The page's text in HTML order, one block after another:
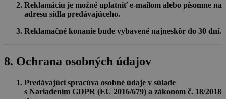
Reklamáciu je možné uplatniť e-mailom alebo písomne na
adresu sídla predávajúceho.
Reklamačné konanie bude vybavené najneskôr do 30 dní.
8. Ochrana osobných údajov
Predávajúci spracúva osobné údaje v súlade
s Nariadením GDPR (EU 2016/679) a zákonom č. 18/2018